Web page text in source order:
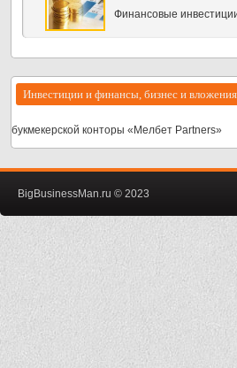
Финансовые
Инвестиции и финансы, бизнес и
букмекерской конторы «Мелбет Partners»
BigBusinessMan.ru © 2023